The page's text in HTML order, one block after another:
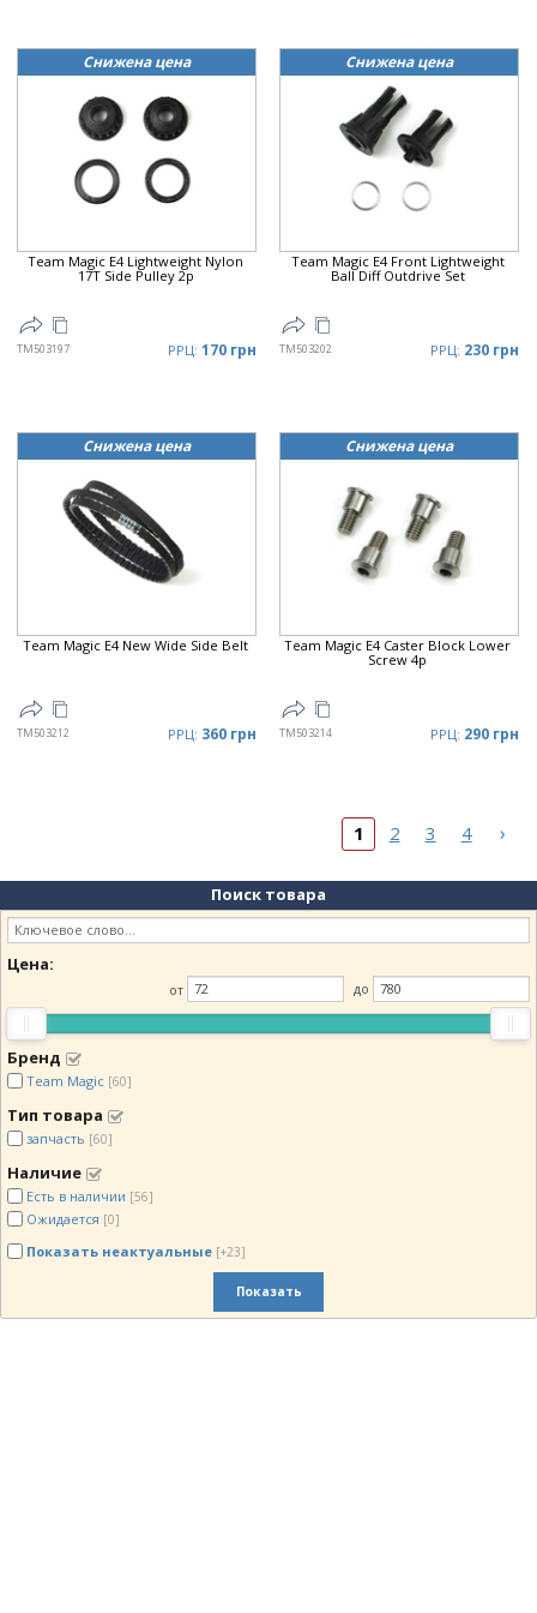
Снижена цена
Team Magic E4 Lightweight Nylon
17T Side Pulley 2p
TM503197 РРЦ: 170 грн
Снижена цена
Team Magic E4 Front Lightweight
Ball Diff Outdrive Set
TM503202 РРЦ: 230 грн
Снижена цена
Team Magic E4 New Wide Side Belt
TM503212 РРЦ: 360 грн
Снижена цена
Team Magic E4 Caster Block Lower
Screw 4p
TM503214 РРЦ: 290 грн
1 2 3 4 ›
Поиск товара
Цена:
от до
Бренд
Team Magic [60]
Тип товара
запчасть [60]
Наличие
Есть в наличии [56]
Ожидается [0]
Показать неактуальные [+23]
Показать